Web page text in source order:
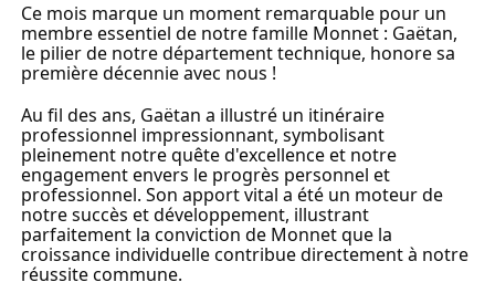
Ce mois marque un moment remarquable pour un
membre essentiel de notre famille Monnet : Gaëtan,
le pilier de notre département technique, honore sa
première décennie avec nous !
Au fil des ans, Gaëtan a illustré un itinéraire
professionnel impressionnant, symbolisant
pleinement notre quête d'excellence et notre
engagement envers le progrès personnel et
professionnel. Son apport vital a été un moteur de
notre succès et développement, illustrant
parfaitement la conviction de Monnet que la
croissance individuelle contribue directement à notre
réussite commune.